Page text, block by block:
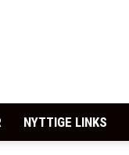
NYTTIGE LINKS